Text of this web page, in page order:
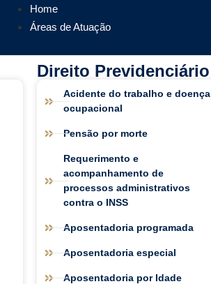
Home
Áreas de Atuação
Direito Previdenciário
Acidente do trabalho e doença
ocupacional
Pensão por morte
Requerimento e
acompanhamento de
processos administrativos
contra o INSS
Aposentadoria programada
Aposentadoria especial
Aposentadoria por Idade